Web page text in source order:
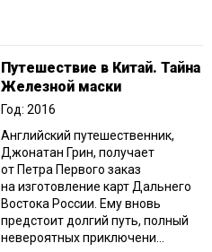
Путешествие в Китай. Тайна
Железной маски
Год: 2016
Английский путешественник,
Джонатан Грин, получает
от Петра Первого заказ
на изготовление карт Дальнего
Востока России. Ему вновь
предстоит долгий путь, полный
невероятных приключени...